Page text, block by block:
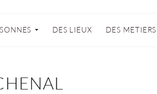
DES LIEUX DES METIERS